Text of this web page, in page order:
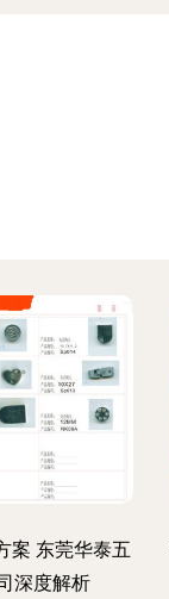
案 东莞华泰五
深度解析